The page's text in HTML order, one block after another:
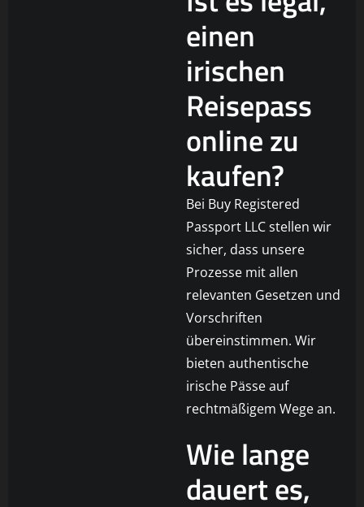
einen
irischen
Reisepass
online zu
kaufen?
Bei Buy Registered
Passport LLC stellen wir
sicher, dass unsere
Prozesse mit allen
relevanten Gesetzen und
Vorschriften
übereinstimmen. Wir
bieten authentische
irische Pässe auf
rechtmäßigem Wege an.
Wie lange
dauert es,